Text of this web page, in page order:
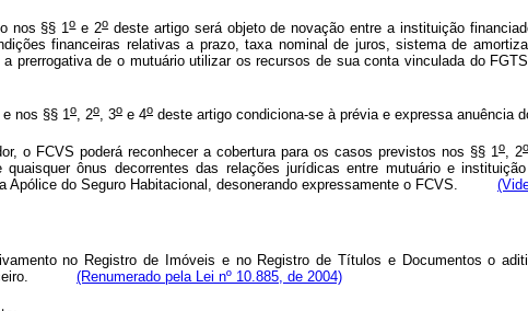
nos §§ 1oe 2o deste artigo será objeto de novação entre a instituição
financeiras relativas a prazo, taxa nominal de juros, sistema de
prerrogativa de o mutuário utilizar os recursos de sua conta vinculada do
nos §§ 1o, 2o, 3o e 4o deste artigo condiciona-se à prévia e expressa anuência
o FCVS poderá reconhecer a cobertura para os casos previstos nos §§ 1o, 2o
ônus decorrentes das relações jurídicas entre mutuário e
Apólice do Seguro Habitacional, desonerando expressamente o FCVS.
no Registro de Imóveis e no Registro de Títulos e Documentos o
(Renumerado pela Lei nº 10.885, de 2004)